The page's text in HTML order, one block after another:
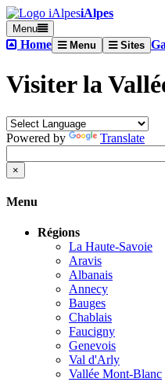
iAlpes
Menu
Home Menu Sites
Visiter la
Powered by Translate
×
Menu
Régions
La Haute-Savoie
Aravis
Albanais
Annecy
Bauges
Chablais
Faucigny
Genevois
Val d'Arly
Vallée Mont-Blanc